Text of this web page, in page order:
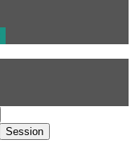
Session